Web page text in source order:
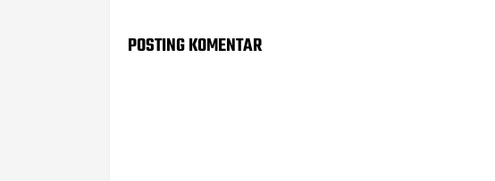
POSTING KOMENTAR